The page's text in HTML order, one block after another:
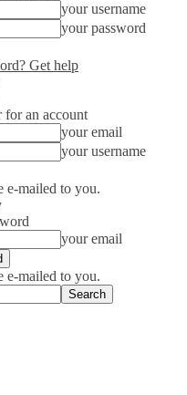
your username
your password
Get help
for an account
your email
your username
e-mailed to you.
your email
e-mailed to you.